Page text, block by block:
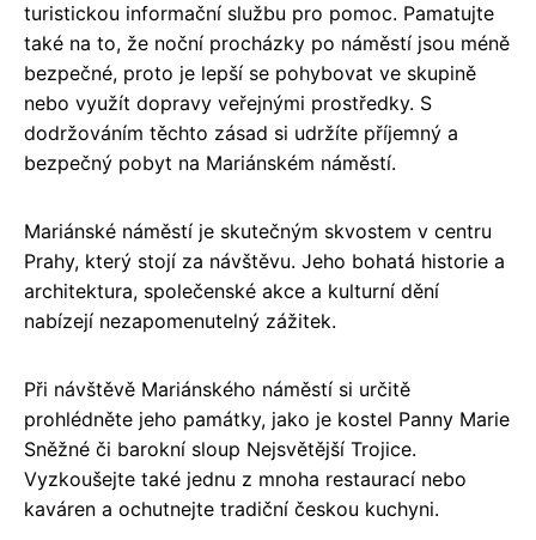
turistickou informační službu pro pomoc. Pamatujte
také na to, že noční procházky po náměstí jsou méně
bezpečné, proto je lepší se pohybovat ve skupině
nebo využít dopravy veřejnými prostředky. S
dodržováním těchto zásad si udržíte příjemný a
bezpečný pobyt na Mariánském náměstí.
Mariánské náměstí je skutečným skvostem v centru
Prahy, který stojí za návštěvu. Jeho bohatá historie a
architektura, společenské akce a kulturní dění
nabízejí nezapomenutelný zážitek.
Při návštěvě Mariánského náměstí si určitě
prohlédněte jeho památky, jako je kostel Panny Marie
Sněžné či barokní sloup Nejsvětější Trojice.
Vyzkoušejte také jednu z mnoha restaurací nebo
kaváren a ochutnejte tradiční českou kuchyni.